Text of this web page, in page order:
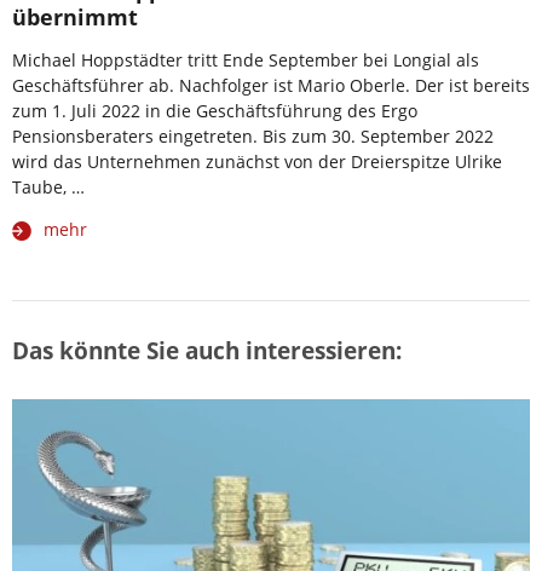
übernimmt
Michael Hoppstädter tritt Ende September bei Longial als
Geschäftsführer ab. Nachfolger ist Mario Oberle. Der ist bereits
zum 1. Juli 2022 in die Geschäftsführung des Ergo
Pensionsberaters eingetreten. Bis zum 30. September 2022
wird das Unternehmen zunächst von der Dreierspitze Ulrike
Taube, …
mehr
Das könnte Sie auch interessieren: